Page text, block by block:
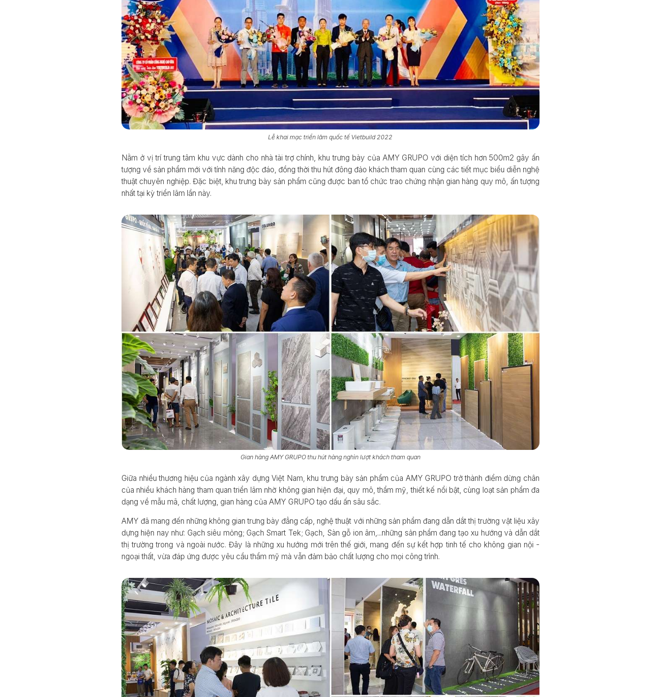
Lễ khai mạc triển lãm quốc tế Vietbuild 2022
Nằm ở vị trí trung tâm khu vực dành cho nhà tài trợ chính, khu trưng bày của AMY GRUPO với diện tích hơn 500m2 gây ấn
tượng về sản phẩm mới với tính năng độc đáo, đồng thời thu hút đông đảo khách tham quan cùng các tiết mục biểu diễn nghệ
thuật chuyên nghiệp. Đặc biệt, khu trưng bày sản phẩm cũng được ban tổ chức trao chứng nhận gian hàng quy mô, ấn tượng
nhất tại kỳ triển lãm lần này.
Gian hàng AMY GRUPO thu hút hàng nghìn lượt khách tham quan
Giữa nhiều thương hiệu của ngành xây dựng Việt Nam, khu trưng bày sản phẩm của AMY GRUPO trở thành điểm dừng chân
của nhiều khách hàng tham quan triển lãm nhờ không gian hiện đại, quy mô, thẩm mỹ, thiết kế nổi bật, cùng loạt sản phẩm đa
dạng về mẫu mã, chất lượng, gian hàng của AMY GRUPO tạo dấu ấn sâu sắc.
AMY đã mang đến những không gian trưng bày đẳng cấp, nghệ thuật với những sản phẩm đang dẫn dắt thị trường vật liệu xây
dựng hiện nay như: Gạch siêu mỏng; Gạch Smart Tek; Gạch, Sàn gỗ ion âm,...những sản phẩm đang tạo xu hướng và dẫn dắt
thị trường trong và ngoài nước. Đây là những xu hướng mới trên thế giới, mang đến sự kết hợp tinh tế cho không gian nội -
ngoại thất, vừa đáp ứng được yêu cầu thẩm mỹ mà vẫn đảm bảo chất lượng cho mọi công trình.